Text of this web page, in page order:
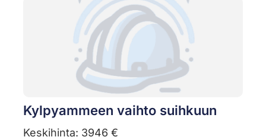
Kylpyammeen vaihto suihkuun
Keskihinta: 3946 €